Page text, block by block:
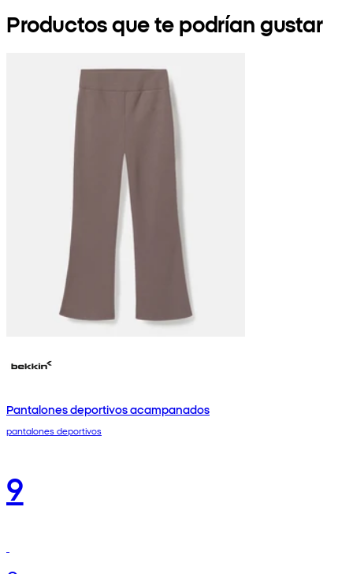
Productos que te podrían gustar
Pantalones deportivos acampanados
pantalones deportivos
9